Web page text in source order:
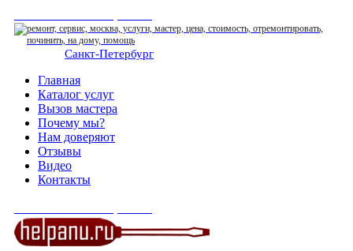
Санкт-Петербург
Главная
Каталог услуг
Вызов мастера
Почему мы?
Нам доверяют
Отзывы
Видео
Контакты